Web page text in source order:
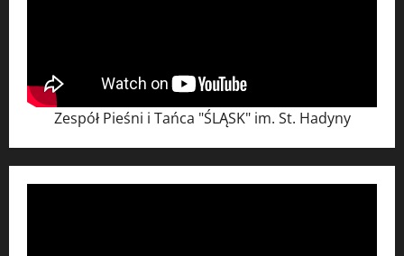
Zespół Pieśni i Tańca "ŚLĄSK" im. St. Hadyny